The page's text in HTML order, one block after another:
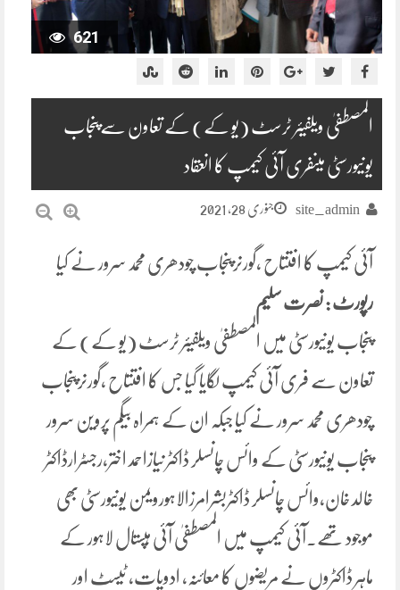
621
المصطفیٰ ویلفیئر ٹرسٹ (یو کے) کے تعاون سےپنجاب
یونیورسٹی میںفری آئی کیمپ کا انعقاد
site_admin جنوری 28, 2021
آئی کیمپ کا افتتاح ،گورنرپنجاب چودھری محمد سرور نے کیا
رپورٹ : نصرت سلیم
پنجاب یونیورسٹی میں المصطفیٰ ویلفیئر ٹرسٹ (یو کے) کے
تعاون سے فری آئی کیمپ لگایا گیا جس کا افتتاح ،گورنرپنجاب
چودھری محمد سرور نے کیا جبکہ ان کے ہمراہ بیگم پروین سرور
پنجاب یونیورسٹی کے وائس چانسلر ڈاکٹر نیازاحمد اختر،رجسٹرارڈاکٹر
خالد خان،وائس چانسلر ڈاکٹربشرامرزالاہورویمن یونیورسٹی بھی
موجود تھے۔آئی کیمپ میں المصطفیٰ آئی ہپستال لاہور کے
ماہر ڈاکٹروں نے مریضوں کا معائنہ، ادویات، ٹیسٹ اور